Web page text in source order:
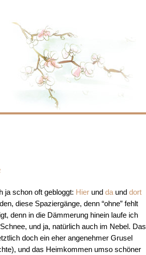
ja schon oft gebloggt: Hierund daund dort
diese Spaziergänge, denn “ohne” fehlt
denn in die Dämmerung hinein laufe ich
und ja, natürlich auch im Nebel. Das
doch ein eher angenehmer Grusel
und das Heimkommen umso schöner